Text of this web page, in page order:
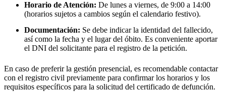
Horario de Atención: De lunes a viernes, de 9:00 a 14:00
(horarios sujetos a cambios según el calendario festivo).
Documentación: Se debe indicar la identidad del fallecido,
así como la fecha y el lugar del óbito. Es conveniente aportar
el DNI del solicitante para el registro de la petición.
En caso de preferir la gestión presencial, es recomendable contactar
con el registro civil previamente para confirmar los horarios y los
requisitos específicos para la solicitud del certificado de defunción.